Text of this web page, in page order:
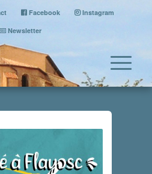
Facebook
Instagram
Newsletter